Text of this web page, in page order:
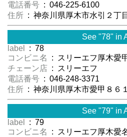
電話番号 : 046-225-6100
住所 : 神奈川県厚木市水引２丁
See "78" in
label
: 78
コンビニ名
: スリーエフ厚木愛
チェーン店 : スリーエフ
電話番号 : 046-248-3371
住所 : 神奈川県厚木市愛甲８６１
See "79" in
label
: 79
コンビニ名
: スリーエフ厚木愛